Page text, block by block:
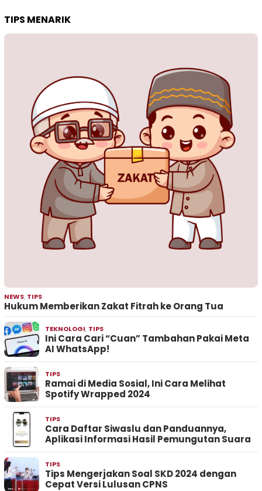
TIPS MENARIK
NEWS, TIPS
Hukum Memberikan Zakat Fitrah ke Orang Tua
TEKNOLOGI, TIPS
Ini Cara Cari “Cuan” Tambahan Pakai Meta
AI WhatsApp!
TIPS
Ramai di Media Sosial, Ini Cara Melihat
Spotify Wrapped 2024
TIPS
Cara Daftar Siwaslu dan Panduannya,
Aplikasi Informasi Hasil Pemungutan Suara
TIPS
Tips Mengerjakan Soal SKD 2024 dengan
Cepat Versi Lulusan CPNS